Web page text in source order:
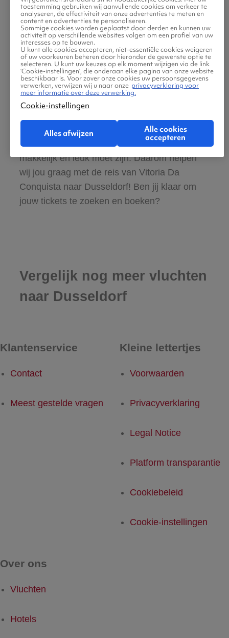
Zeker van veilig boeken en betalen
Boek ook direct een hotel of huurauto voor
in Dusseldorf
Gratis tips, reisadvies en speciale
aanbiedingen voor vliegtickets Vitoria Da
Conquista naar Dusseldorf
Wij vinden dat de zoektocht naar vliegtickets
makkelijk en leuk moet zijn. Daarom helpen
wij jou graag met de reis van Vitoria Da
Conquista naar Dusseldorf! Ben jij klaar om
jouw tickets te zoeken en boeken?
Vergelijk nog meer vluchten
naar Dusseldorf
Klantenservice
Contact
Meest gestelde vragen
Kleine lettertjes
Voorwaarden
Privacyverklaring
Legal Notice
Platform transparantie
Cookiebeleid
Cookie-instellingen
Over ons
Vluchten
Hotels
toestemming gebruiken wij aanvullende cookies om verkeer te
analyseren, de effectiviteit van onze advertenties te meten en
content en advertenties te personaliseren.
Sommige cookies worden geplaatst door derden en kunnen uw
activiteit op verschillende websites volgen om een profiel van uw
interesses op te bouwen.
U kunt alle cookies accepteren, niet-essentiële cookies weigeren
of uw voorkeuren beheren door hieronder de gewenste optie te
selecteren. U kunt uw keuzes op elk moment wijzigen via de link
‘Cookie-instellingen’, die onderaan elke pagina van onze website
beschikbaar is. Voor zover onze cookies uw persoonsgegevens
verwerken, verwijzen wij u naar onze privacyverklaring voor
meer informatie over deze verwerking.
Cookie-instellingen
Alles afwijzen
Alle cookies
accepteren